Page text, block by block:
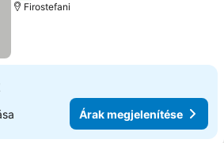
Firostefani
Árak megjelenítése